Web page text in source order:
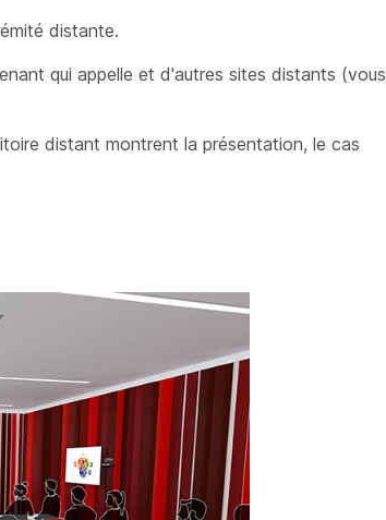
distante.
qui appelle et d'autres sites distants (vous
distant montrent la présentation, le cas